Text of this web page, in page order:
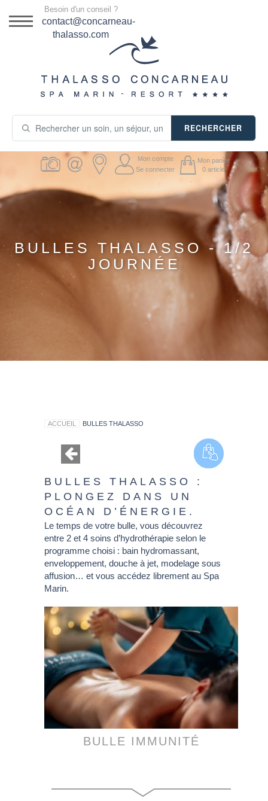
DESTINATION
SÉJOURS THALASSO
PRODUITS COSMÉTIQUES
GUIDE CADEAUX
Besoin d'un conseil ?
contact@concarneau-
thalasso.com
RECHERCHER
Mon compte
Se connecter
Mon panier
0 article
BULLES THALASSO - 1/2
JOURNÉE
ACCUEIL BULLES THALASSO
BULLES THALASSO :
PLONGEZ DANS UN
OCÉAN D’ÉNERGIE.
Le temps de votre bulle, vous découvrez
entre 2 et 4 soins d’hydrothérapie selon le
programme choisi : bain hydromassant,
enveloppement, douche à jet, modelage sous
affusion… et vous accédez librement au Spa
Marin.
BULLE IMMUNITÉ